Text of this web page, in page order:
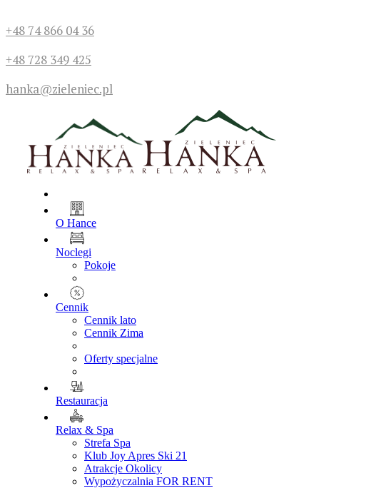
+48 74 866 04 36
+48 728 349 425
hanka@zieleniec.pl
O Hance
Noclegi
Pokoje
Cennik
Cennik lato
Cennik Zima
Oferty specjalne
Restauracja
Relax & Spa
Strefa Spa
Klub Joy Apres Ski 21
Atrakcje Okolicy
Wypożyczalnia FOR RENT